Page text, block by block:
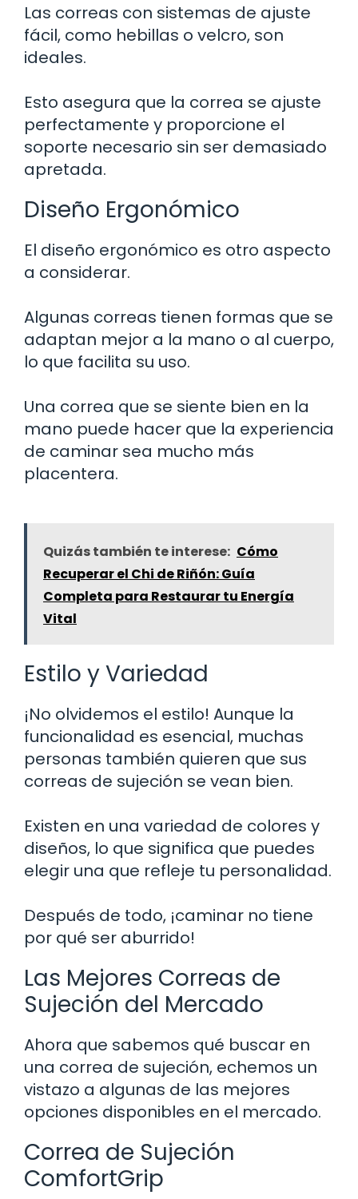
Las correas con sistemas de ajuste
fácil, como hebillas o velcro, son
ideales.
Esto asegura que la correa se ajuste
perfectamente y proporcione el
soporte necesario sin ser demasiado
apretada.
Diseño Ergonómico
El diseño ergonómico es otro aspecto
a considerar.
Algunas correas tienen formas que se
adaptan mejor a la mano o al cuerpo,
lo que facilita su uso.
Una correa que se siente bien en la
mano puede hacer que la experiencia
de caminar sea mucho más
placentera.
Quizás también te interese: Cómo
Recuperar el Chi de Riñón: Guía
Completa para Restaurar tu Energía
Vital
Estilo y Variedad
¡No olvidemos el estilo! Aunque la
funcionalidad es esencial, muchas
personas también quieren que sus
correas de sujeción se vean bien.
Existen en una variedad de colores y
diseños, lo que significa que puedes
elegir una que refleje tu personalidad.
Después de todo, ¡caminar no tiene
por qué ser aburrido!
Las Mejores Correas de
Sujeción del Mercado
Ahora que sabemos qué buscar en
una correa de sujeción, echemos un
vistazo a algunas de las mejores
opciones disponibles en el mercado.
Correa de Sujeción
ComfortGrip